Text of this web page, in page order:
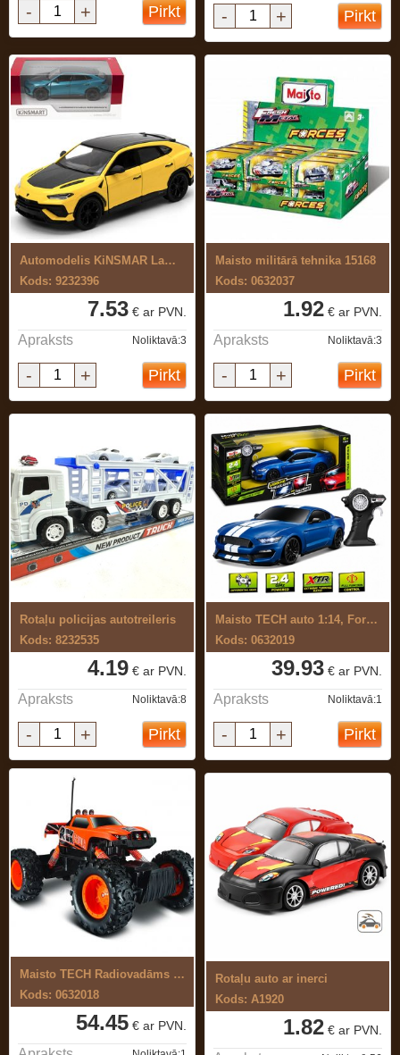
- + Pirkt - + Pirkt
Automodelis KiNSMAR Lamborghini Urus ...
Kods: 9232396
7.53 € ar PVN.
Apraksts Noliktavā:3
- + Pirkt
Maisto militārā tehnika 15168
Kods: 0632037
1.92 € ar PVN.
Apraksts Noliktavā:3
- + Pirkt
Rotaļu policijas autotreileris
Kods: 8232535
4.19 € ar PVN.
Apraksts Noliktavā:8
- + Pirkt
Maisto TECH auto 1:14, Ford Shelby ...
Kods: 0632019
39.93 € ar PVN.
Apraksts Noliktavā:1
- + Pirkt
Maisto TECH Radiovadāms rotaļu auto ...
Kods: 0632018
54.45 € ar PVN.
Rotaļu auto ar inerci
Kods: A1920
1.82 € ar PVN.